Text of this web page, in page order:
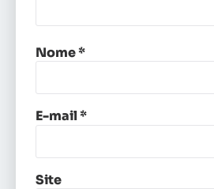
Nome*
E-mail*
Site